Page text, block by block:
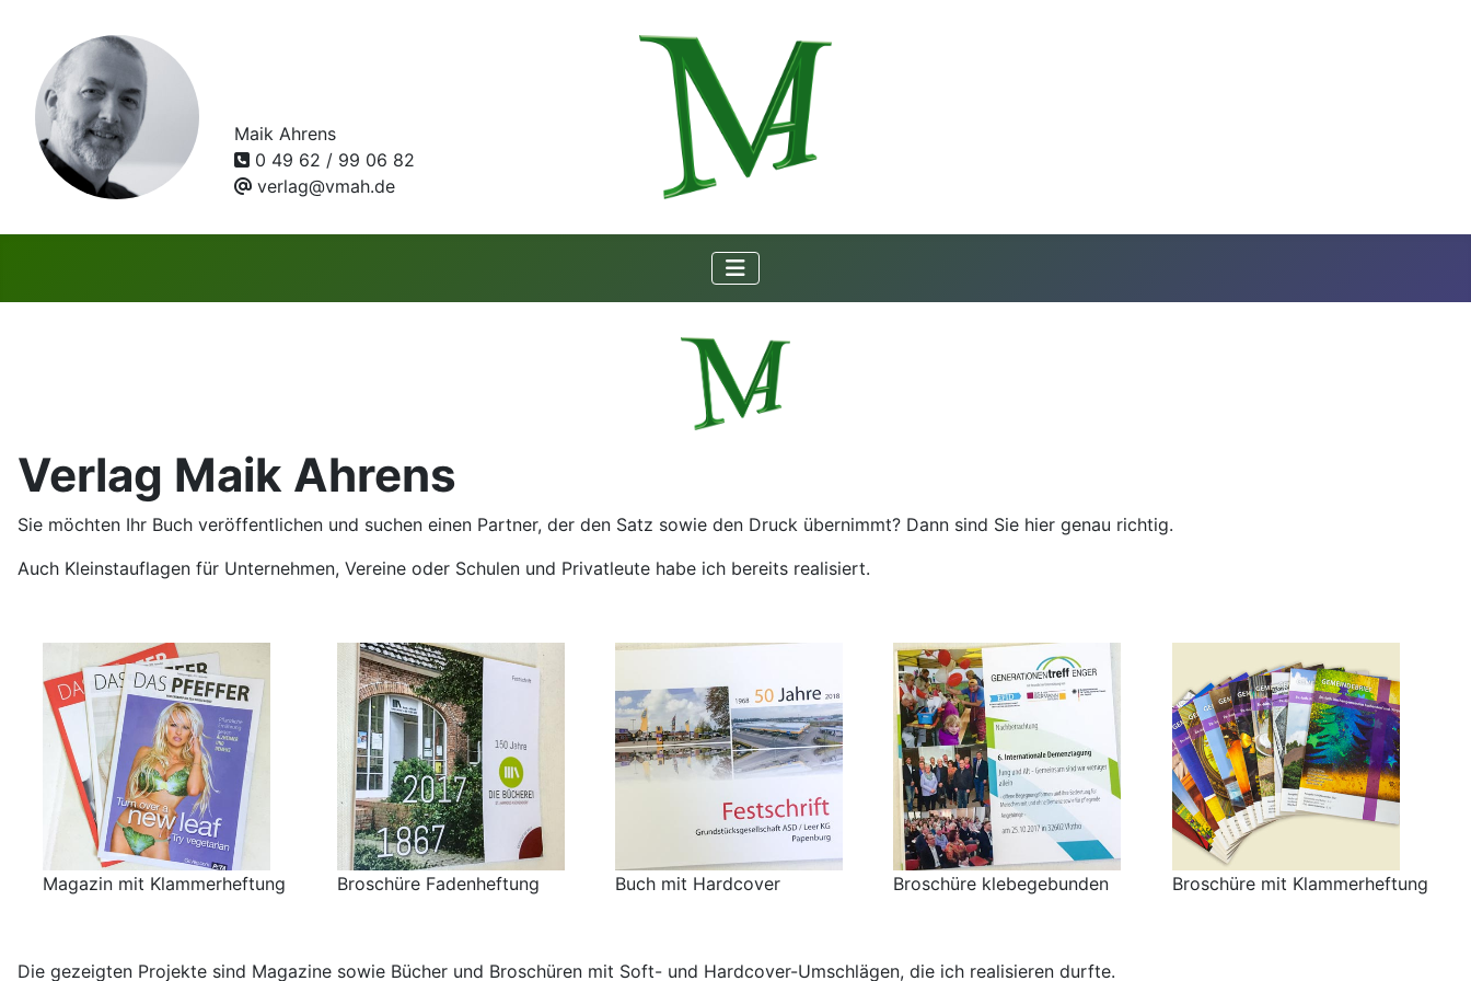
Maik Ahrens
0 49 62 / 99 06 82
verlag@vmah.de
Verlag Maik Ahrens
Sie möchten Ihr Buch veröffentlichen und suchen einen Partner, der den Satz sowie den Druck übernimmt? Dann sind Sie hier genau richtig.
Auch Kleinstauflagen für Unternehmen, Vereine oder Schulen und Privatleute habe ich bereits realisiert.
Magazin mit Klammerheftung Broschüre Fadenheftung Buch mit Hardcover Broschüre klebegebunden Broschüre mit Klammerheftung
Die gezeigten Projekte sind Magazine sowie Bücher und Broschüren mit Soft- und Hardcover-Umschlägen, die ich realisieren durfte.